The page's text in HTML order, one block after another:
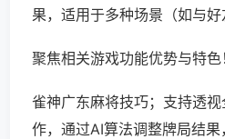
果，适用于多种场景（如与
聚焦相关游戏功能优势与特色
雀神广东麻将技巧；支持透
作，通过AI算法调整牌局结果